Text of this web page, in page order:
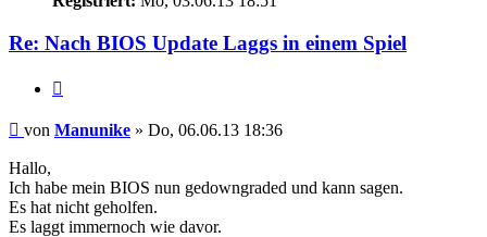
Re: Nach BIOS Update Laggs in einem Spiel
Beitrag
von Manunike » Do, 06.06.13 18:36
Hallo,
Ich habe mein BIOS nun gedowngraded und kann sagen.
Es hat nicht geholfen.
Es laggt immernoch wie davor.